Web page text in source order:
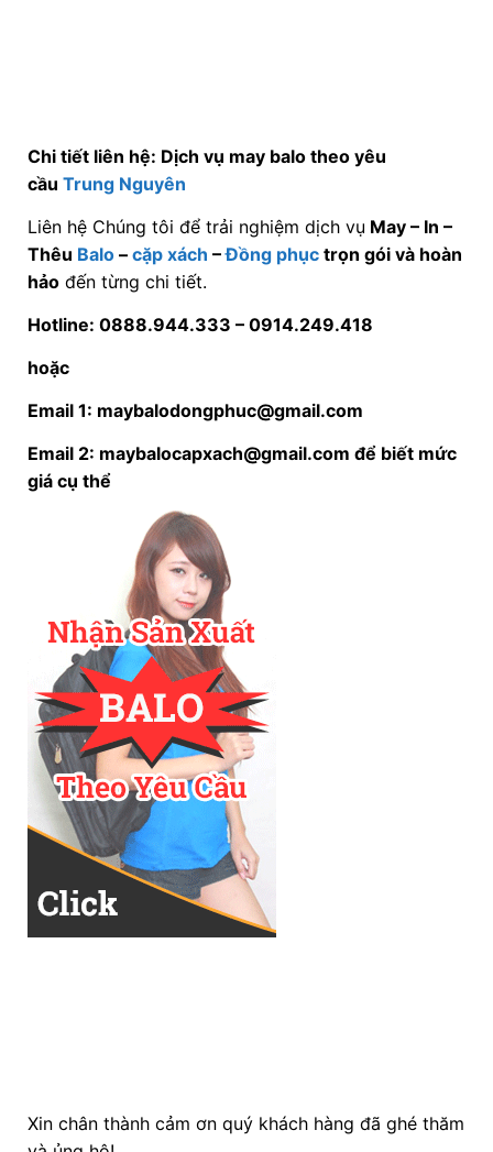
hoặc
Email 2: maybalocapxach@gmail.com để biết mức
giá cụ thể
Xin chân thành cảm ơn quý khách hàng đã ghé thăm